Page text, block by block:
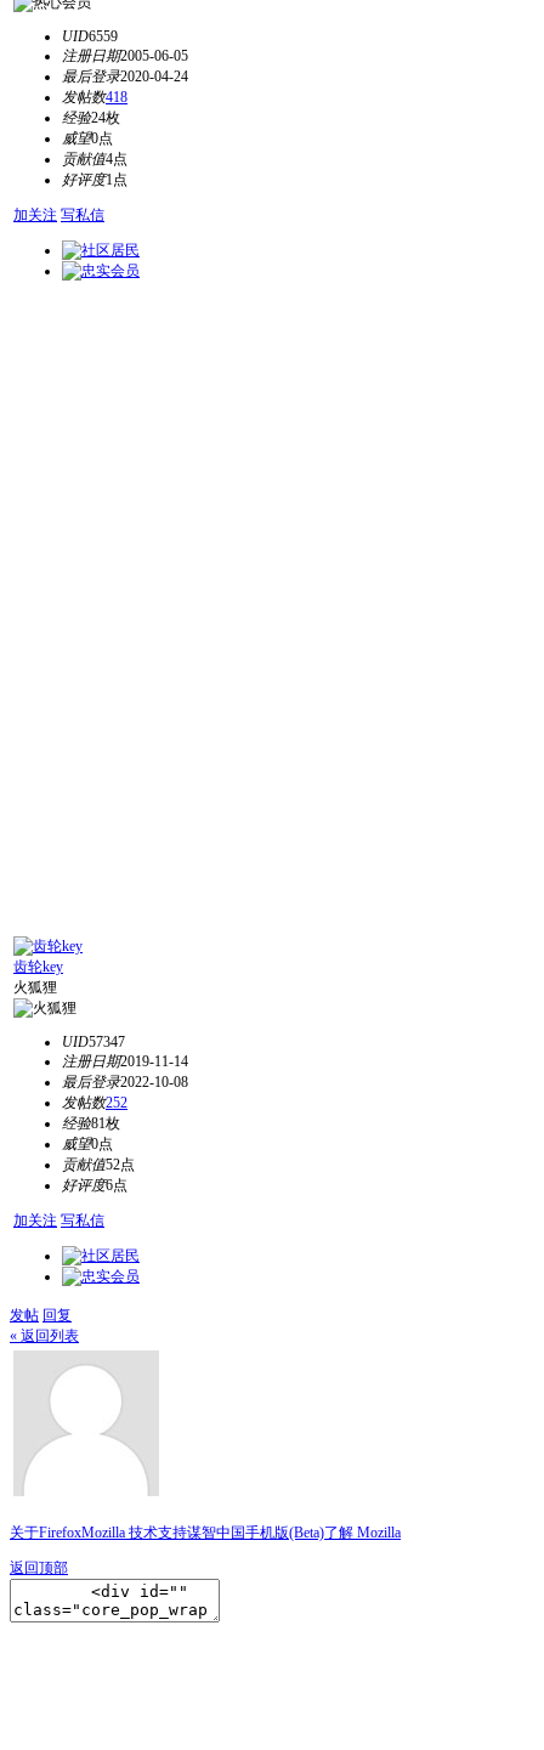
UID6559
注册日期2005-06-05
最后登录2020-04-24
发帖数418
经验24枚
威望0点
贡献值4点
好评度1点
加关注 写私信
齿轮key
火狐狸
UID57347
注册日期2019-11-14
最后登录2022-10-08
发帖数252
经验81枚
威望0点
贡献值52点
好评度6点
加关注 写私信
发帖 回复
« 返回列表
关于FirefoxMozilla 技术支持谋智中国手机版(Beta)了解 Mozilla
返回顶部